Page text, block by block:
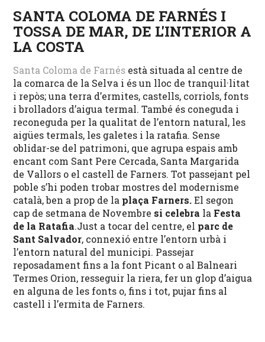
SANTA COLOMA DE FARNÉS I
TOSSA DE MAR, DE L'INTERIOR A
LA COSTA
Santa Coloma de Farnés està situada al centre de
la comarca de la Selva i és un lloc de tranquil·litat
i repòs; una terra d’ermites, castells, corriols, fonts
i brolladors d’aigua termal. També és coneguda i
reconeguda per la qualitat de l’entorn natural, les
aigües termals, les galetes i la ratafia. Sense
oblidar-se del patrimoni, que agrupa espais amb
encant com Sant Pere Cercada, Santa Margarida
de Vallors o el castell de Farners. Tot passejant pel
poble s’hi poden trobar mostres del modernisme
català, ben a prop de la plaça Farners.El segon
cap de setmana de Novembre si celebra la Festa
de la Ratafia.Just a tocar del centre, el parc de
Sant Salvador, connexió entre l’entorn urbà i
l’entorn natural del municipi. Passejar
reposadament fins a la font Picant o al Balneari
Termes Orion, resseguir la riera, fer un glop d’aigua
en alguna de les fonts o, fins i tot, pujar fins al
castell i l’ermita de Farners.